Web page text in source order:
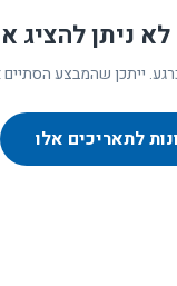
לא ניתן להציג
ייתכן שהמבצע
לתאריכים אלו